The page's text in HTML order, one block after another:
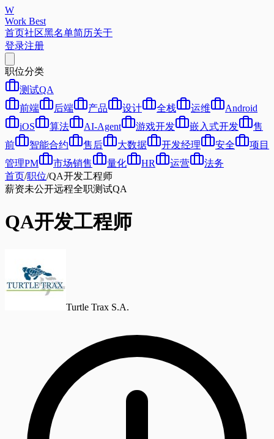
W
Work Best
首页社区黑名单简历关于
登录注册
职位分类
测试QA
前端
后端 产品 设计 全栈 运维
Android
iOS
算法 AI-Agent 游戏开发 嵌入式开发
售
前
智能合约 售后 大数据 开发经理 安全
项目
管理PM
市场销售 量化 HR 运营
法务
首页/职位/QA开发工程师
薪资未公开远程全职测试QA
QA开发工程师
Turtle Trax S.A.